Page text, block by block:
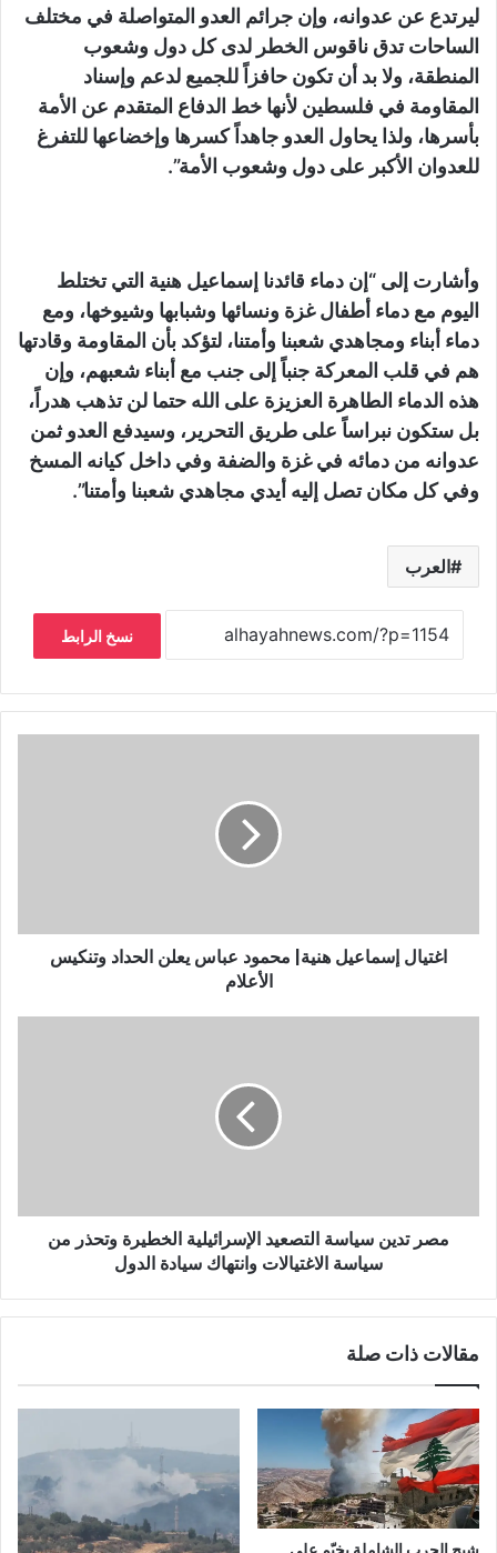
ليرتدع عن عدوانه، وإن جرائم العدو المتواصلة في مختلف
الساحات تدق ناقوس الخطر لدى كل دول وشعوب
المنطقة، ولا بد أن تكون حافزاً للجميع لدعم وإسناد
المقاومة في فلسطين لأنها خط الدفاع المتقدم عن الأمة
بأسرها، ولذا يحاول العدو جاهداً كسرها وإخضاعها للتفرغ
للعدوان الأكبر على دول وشعوب الأمة”.
وأشارت إلى “إن دماء قائدنا إسماعيل هنية التي تختلط
اليوم مع دماء أطفال غزة ونسائها وشبابها وشيوخها، ومع
دماء أبناء ومجاهدي شعبنا وأمتنا، لتؤكد بأن المقاومة وقادتها
هم في قلب المعركة جنباً إلى جنب مع أبناء شعبهم، وإن
هذه الدماء الطاهرة العزيزة على الله حتما لن تذهب هدراً،
بل ستكون نبراساً على طريق التحرير، وسيدفع العدو ثمن
عدوانه من دمائه في غزة والضفة وفي داخل كيانه المسخ
وفي كل مكان تصل إليه أيدي مجاهدي شعبنا وأمتنا”.
العرب
نسخ الرابط
اغتيال إسماعيل هنية| محمود عباس يعلن الحداد وتنكيس
الأعلام
مصر تدين سياسة التصعيد الإسرائيلية الخطيرة وتحذر من
سياسة الاغتيالات وانتهاك سيادة الدول
مقالات ذات صلة